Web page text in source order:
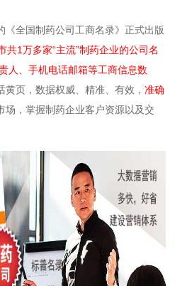
《全国制药公司工商名录》正式出版
共1万多家“主流”制药企业的公司名
人、手机电话邮箱等工商信息数
黄页，数据权威、精准、有效，准确
场，掌握制药企业客户资源以及交